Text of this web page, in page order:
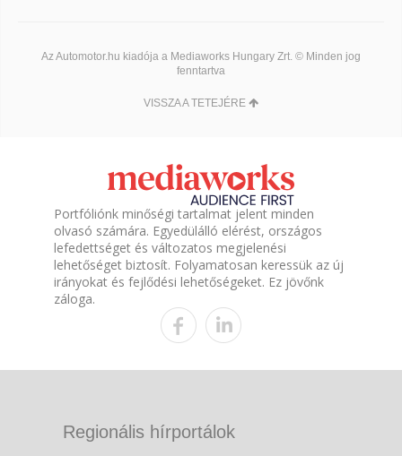
Az Automotor.hu kiadója a Mediaworks Hungary Zrt. © Minden jog
fenntartva
VISSZA A TETEJÉRE
Portfóliónk minőségi tartalmat jelent minden
olvasó számára. Egyedülálló elérést, országos
lefedettséget és változatos megjelenési
lehetőséget biztosít. Folyamatosan keressük az új
irányokat és fejlődési lehetőségeket. Ez jövőnk
záloga.
Regionális hírportálok